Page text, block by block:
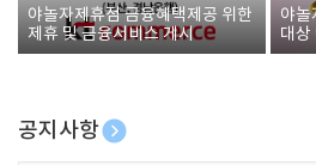
야놀자제휴점 금융혜택제공 위한
제휴 및 금융서비스 게시
야놀
대상
폰
공지사항
[호텔업] 개인정보 처리방침 개정본1 (19.09.02)